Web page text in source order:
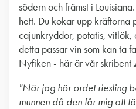
södern och främst i
hett. Du kokar upp kräftorna
cajunkryddor, potatis, vitlök,
detta passar vin som kan ta
Nyfiken - här är vår skribent
"När jag hör ordet riesling
munnen då den får mig att